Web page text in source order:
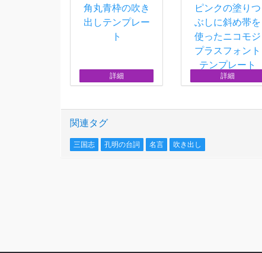
角丸青枠の吹き
出しテンプレー
ト
詳細
ピンクの塗りつ
ぶしに斜め帯を
使ったニコモジ
プラスフォント
テンプレート
詳細
関連タグ
三国志 孔明の台詞 名言 吹き出し